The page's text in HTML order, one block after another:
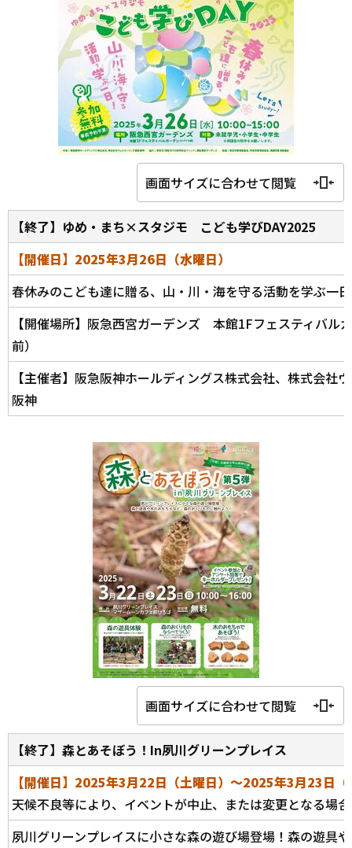
画面サイズに合わせて閲覧
【終了】ゆめ・まち×スタジモ こども学びDAY2025
【開催日】2025年3月26日（水曜日）
春休みのこども達に贈る、山・川・海を守る活動を学ぶ一
【開催場所】阪急西宮ガーデンズ 本館1Fフェスティバル
前）
【主催者】阪急阪神ホールディングス株式会社、株式会社
阪神
画面サイズに合わせて閲覧
【終了】森とあそぼう！In夙川グリーンプレイス
【開催日】2025年3月22日（土曜日）～2025年3月23日（
天候不良等により、イベントが中止、または変更となる場
夙川グリーンプレイスに小さな森の遊び場登場！森の遊具